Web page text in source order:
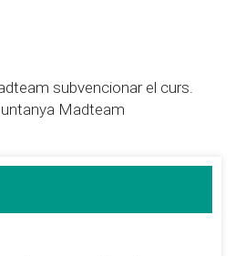
subvencionar el curs.
Madteam